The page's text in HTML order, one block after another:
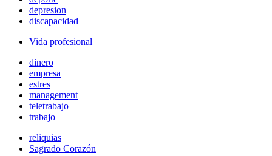
depresion
discapacidad
Vida profesional
dinero
empresa
estres
management
teletrabajo
trabajo
reliquias
Sagrado Corazón